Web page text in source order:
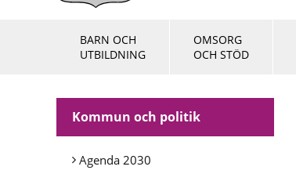
BARN OCH
UTBILDNING
OMSORG
OCH STÖD
Kommun och politik
Agenda 2030